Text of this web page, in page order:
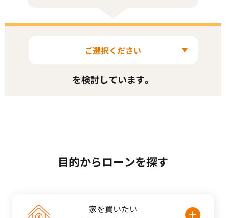
ご選択ください
日々の生活費の補填
車の購入
趣味や旅行
結婚資金
家の購入・リフォーム
子どもの教育費
借り入れのおまとめ
を検討しています。
目的からローンを探す
家を買いたい